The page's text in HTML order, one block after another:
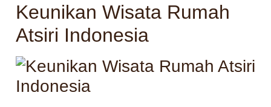
Keunikan Wisata Rumah
Atsiri Indonesia